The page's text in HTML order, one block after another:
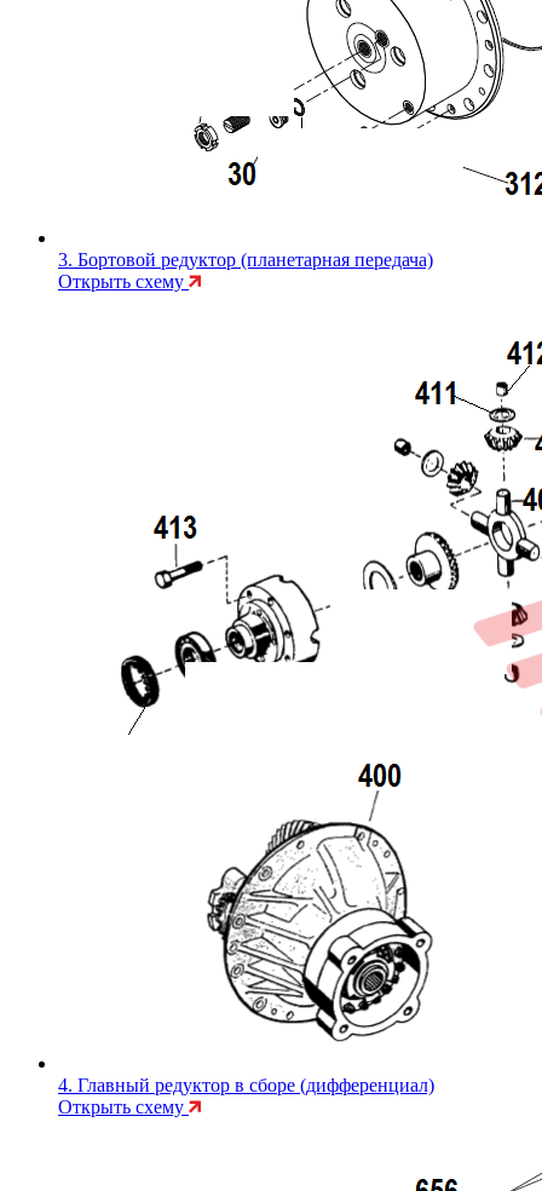
3. Бортовой редуктор (планетарная передача)
Открыть схему
4. Главный редуктор в сборе (дифференциал)
Открыть схему